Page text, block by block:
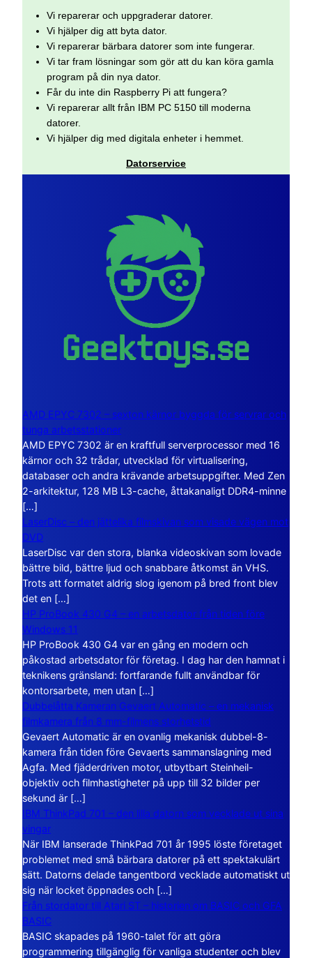
Vi reparerar och uppgraderar datorer.
Vi hjälper dig att byta dator.
Vi reparerar bärbara datorer som inte fungerar.
Vi tar fram lösningar som gör att du kan köra gamla
program på din nya dator.
Får du inte din Raspberry Pi att fungera?
Vi reparerar allt från IBM PC 5150 till moderna
datorer.
Vi hjälper dig med digitala enheter i hemmet.
Datorservice
AMD EPYC 7302 – sexton kärnor byggda för servrar och
tunga arbetsstationer
AMD EPYC 7302 är en kraftfull serverprocessor med 16
kärnor och 32 trådar, utvecklad för virtualisering,
databaser och andra krävande arbetsuppgifter. Med Zen
2-arkitektur, 128 MB L3-cache, åttakanaligt DDR4-minne
[…]
LaserDisc – den jättelika filmskivan som visade vägen mot
DVD
LaserDisc var den stora, blanka videoskivan som lovade
bättre bild, bättre ljud och snabbare åtkomst än VHS.
Trots att formatet aldrig slog igenom på bred front blev
det en […]
HP ProBook 430 G4 – en arbetsdator från tiden före
Windows 11
HP ProBook 430 G4 var en gång en modern och
påkostad arbetsdator för företag. I dag har den hamnat i
teknikens gränsland: fortfarande fullt användbar för
kontorsarbete, men utan […]
Dubbelåtta Kameran Gevaert Automatic – en mekanisk
filmkamera från 8 mm-filmens storhetstid
Gevaert Automatic är en ovanlig mekanisk dubbel-8-
kamera från tiden före Gevaerts sammanslagning med
Agfa. Med fjäderdriven motor, utbytbart Steinheil-
objektiv och filmhastigheter på upp till 32 bilder per
sekund är […]
IBM ThinkPad 701 – den lilla datorn som vecklade ut sina
vingar
När IBM lanserade ThinkPad 701 år 1995 löste företaget
problemet med små bärbara datorer på ett spektakulärt
sätt. Datorns delade tangentbord vecklade automatiskt ut
sig när locket öppnades och […]
Från stordator till Atari ST – historien om BASIC och GFA
BASIC
BASIC skapades på 1960-talet för att göra
programmering tillgänglig för vanliga studenter och blev